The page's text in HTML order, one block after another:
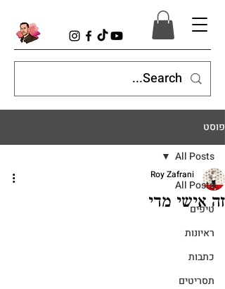
פוסט
All Posts
טיפים
ראיונות
כתבות
תסריטים
All Posts
זה אישי מדי
Roy Zafrani